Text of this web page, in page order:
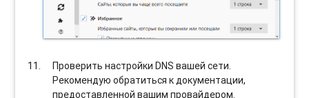
Проверить настройки DNS вашей сети.
Рекомендую обратиться к документации,
предоставленной вашим провайдером.